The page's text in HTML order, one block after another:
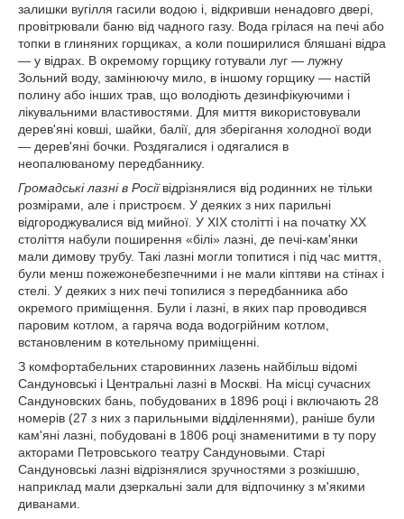
залишки вугілля гасили водою і, відкривши ненадовго двері,
провітрювали баню від чадного газу. Вода грілася на печі або
топки в глиняних горщиках, а коли поширилися бляшані відра
— у відрах. В окремому горщику готували луг — лужну
Зольний воду, замінюючу мило, в іншому горщику — настій
полину або інших трав, що володіють дезинфікуючими і
лікувальними властивостями. Для миття використовували
дерев'яні ковші, шайки, балії, для зберігання холодної води
— дерев'яні бочки. Роздягалися і одягалися в
неопалюваному передбаннику.
Громадські лазні в Росіївідрізнялися від родинних не тільки
розмірами, але і пристроєм. У деяких з них парильні
відгороджувалися від мийної. У XIX столітті і на початку XX
століття набули поширення «білі» лазні, де печі-кам'янки
мали димову трубу. Такі лазні могли топитися і під час миття,
були менш пожежонебезпечними і не мали кіптяви на стінах і
стелі. У деяких з них печі топилися з передбанника або
окремого приміщення. Були і лазні, в яких пар проводився
паровим котлом, а гаряча вода водогрійним котлом,
встановленим в котельному приміщенні.
З комфортабельних старовинних лазень найбільш відомі
Сандуновські і Центральні лазні в Москві. На місці сучасних
Сандуновских бань, побудованих в 1896 році і включають 28
номерів (27 з них з парильными відділеннями), раніше були
кам'яні лазні, побудовані в 1806 році знаменитими в ту пору
акторами Петровського театру Сандуновыми. Старі
Сандуновські лазні відрізнялися зручностями з розкішшю,
наприклад мали дзеркальні зали для відпочинку з м'якими
диванами.